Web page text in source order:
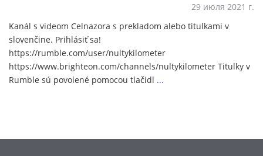
29 июля 2021 г.
Kanál s videom Celnazora s prekladom alebo titulkami v
slovenčine. Prihlásiť sa!
https://rumble.com/user/nultykilometer
https://www.brighteon.com/channels/nultykilometer Titulky v
Rumble sú povolené pomocou tlačidl ...